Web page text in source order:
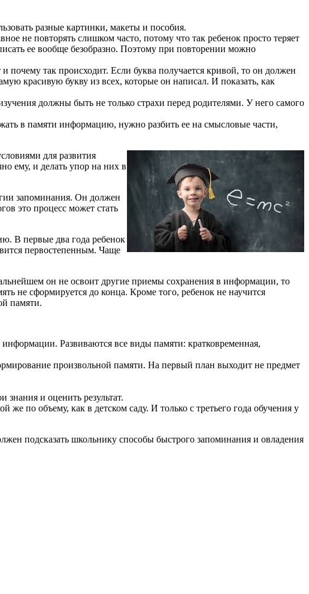
разные картинки, макеты и пособия.
не повторять слишком часто, потому что так ребенок просто теряет
ее вообще безобразно. Поэтому при повторении можно
так происходит. Если буква получается кривой, то он должен
красивую букву из всех, которые он написал. И показать, как
должны быть не только страхи перед родителями. У него самого
в памяти информацию, нужно разбить ее на смысловые части,
для развития
ему, и делать упор на них в
запоминания. Он должен
это процесс может стать
В первые два года ребенок
первостепенным. Чаще
он не освоит другие приемы сохранения в информации, то
не сформируется до конца. Кроме того, ребенок не научится
памяти.
Развиваются все виды памяти: кратковременная,
произвольной памяти. На первый план выходит не предмет
и оценить результат.
же по объему, как в детском саду. И только с третьего года обучения у
подсказать школьнику способы быстрого запоминания и овладения